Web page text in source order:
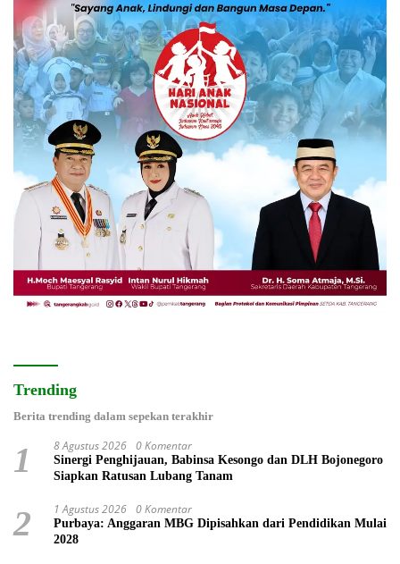
Trending
Berita trending dalam sepekan terakhir
1 8 Agustus 2026 0 Komentar
Sinergi Penghijauan, Babinsa Kesongo dan DLH Bojonegoro
Siapkan Ratusan Lubang Tanam
2 1 Agustus 2026 0 Komentar
Purbaya: Anggaran MBG Dipisahkan dari Pendidikan Mulai
2028